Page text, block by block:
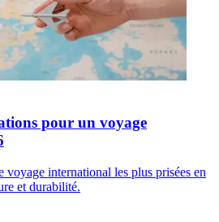
pour un voyage
voyage international les plus prisées en
et durabilité.